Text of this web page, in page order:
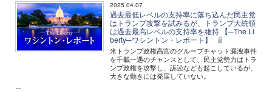
2025.04.07
過去最低レベルの支持率に落ち込んだ民主党
はトランプ攻撃を試みるが、トランプ大統領
は過去最高レベルの支持率を維持 【─The Li
berty─ワシントン・レポート】
米トランプ政権高官のグループチャット漏洩事件
を千載一遇のチャンスとして、民主党勢力はトラ
ンプ政権を攻撃し、訴訟なども起こしているが、
大きな動きには発展していない。
...